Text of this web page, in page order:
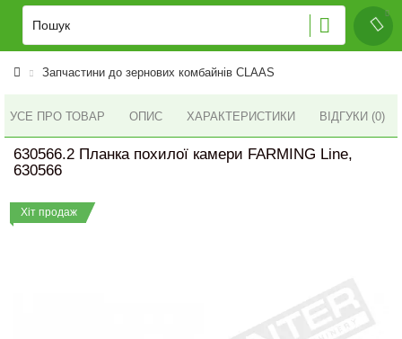
Запчастини до зернових комбайнів CLAAS
УСЕ ПРО ТОВАР ОПИС ХАРАКТЕРИСТИКИ ВІДГУКИ (0)
630566.2 Планка похилої камери FARMING Line,
630566
Хіт продаж